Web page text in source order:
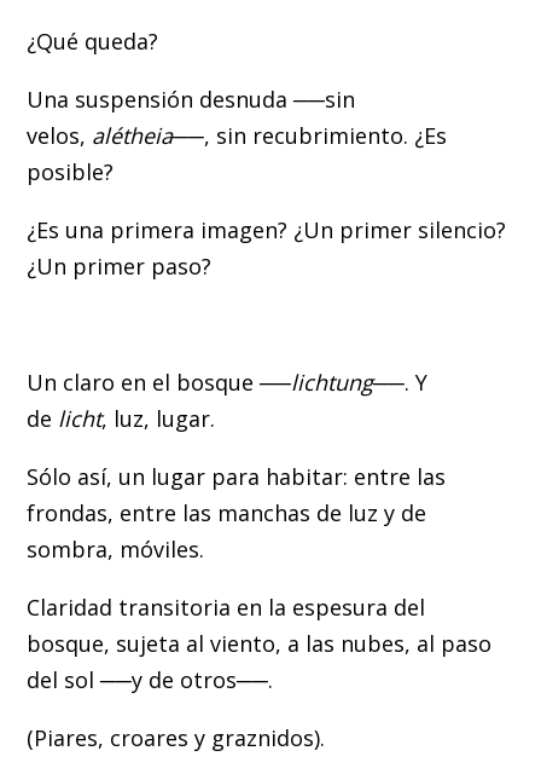
¿Qué queda?
Una suspensión desnuda ──sin
velos, alétheia──, sin recubrimiento. ¿Es
posible?
¿Es una primera imagen? ¿Un primer silencio?
¿Un primer paso?
Un claro en el bosque ──lichtung──. Y
de licht, luz, lugar.
Sólo así, un lugar para habitar: entre las
frondas, entre las manchas de luz y de
sombra, móviles.
Claridad transitoria en la espesura del
bosque, sujeta al viento, a las nubes, al paso
del sol ──y de otros──.
(Piares, croares y graznidos).